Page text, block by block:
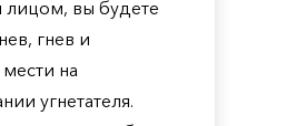
вы будете
гнев и
на
угнетателя.